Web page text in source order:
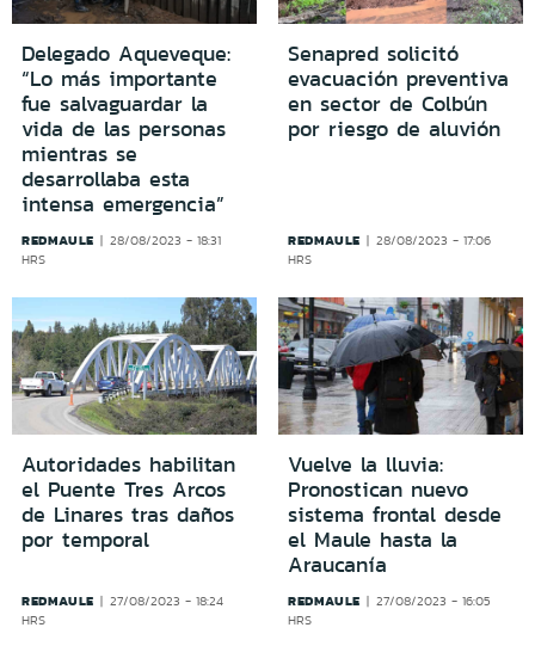
Delegado Aqueveque:
“Lo más importante
fue salvaguardar la
vida de las personas
mientras se
desarrollaba esta
intensa emergencia”
REDMAULE
28/08/2023 - 18:31
HRS
Senapred solicitó
evacuación preventiva
en sector de Colbún
por riesgo de aluvión
REDMAULE
28/08/2023 - 17:06
HRS
Autoridades habilitan
el Puente Tres Arcos
de Linares tras daños
por temporal
REDMAULE
27/08/2023 - 18:24
HRS
Vuelve la lluvia:
Pronostican nuevo
sistema frontal desde
el Maule hasta la
Araucanía
REDMAULE
27/08/2023 - 16:05
HRS